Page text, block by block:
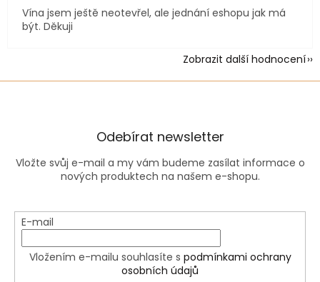
Vína jsem ještě neotevřel, ale jednání eshopu jak má
být. Děkuji
Zobrazit další hodnocení
Odebírat newsletter
Vložte svůj e-mail a my vám budeme zasílat informace o
nových produktech na našem e-shopu.
E-mail
Vložením e-mailu souhlasíte s podmínkami ochrany
osobních údajů